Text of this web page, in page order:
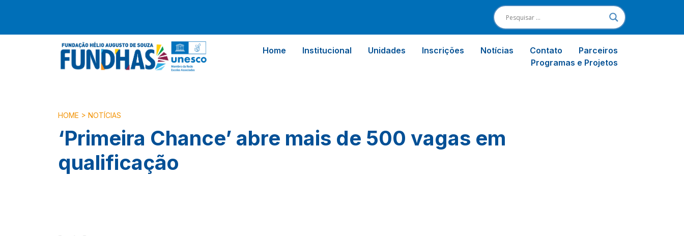
Home Institucional Unidades Inscrições Notícias Contato
Parceiros
Programas e Projetos
HOME > NOTÍCIAS
‘Primeira Chance’ abre mais de 500 vagas em
qualificação